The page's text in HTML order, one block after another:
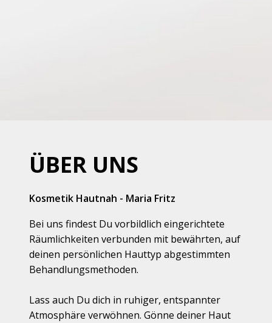
ÜBER UNS
Kosmetik Hautnah - Maria Fritz
Bei uns findest Du vorbildlich eingerichtete
Räumlichkeiten verbunden mit bewährten, auf
deinen persönlichen Hauttyp abgestimmten
Behandlungsmethoden.
Lass auch Du dich in ruhiger, entspannter
Atmosphäre verwöhnen. Gönne deiner Haut